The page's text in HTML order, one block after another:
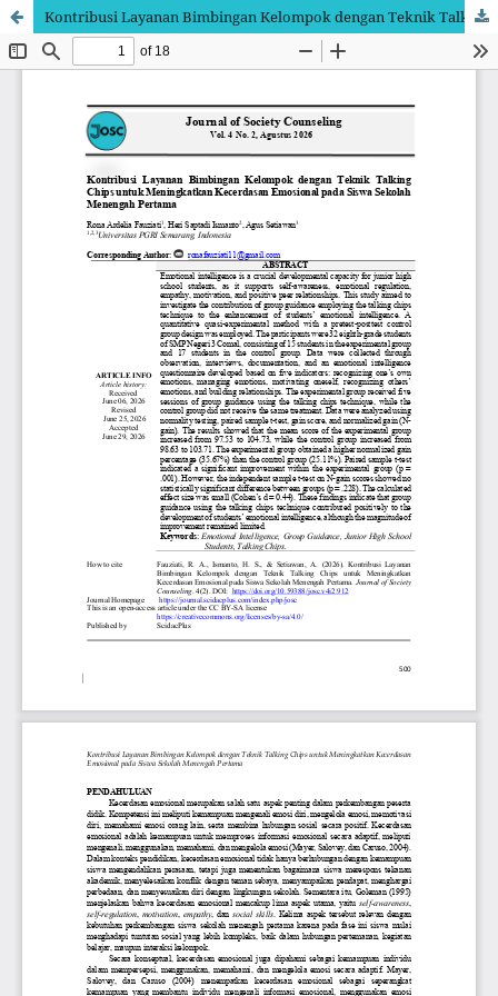
Kontribusi Layanan Bimbingan Kelompok dengan Teknik Talking Chips untuk Meningkatkan Kecerdasan Emosional pada Siswa Sekolah Menengah Pertama